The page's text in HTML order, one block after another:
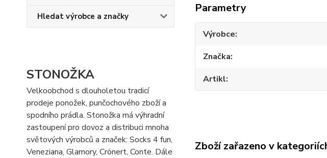
Hledat výrobce a značky
STONOŽKA
Velkoobchod s dlouholetou tradicí
prodeje ponožek, punčochového zboží a
spodního prádla. Stonožka má výhradní
zastoupení pro dovoz a distribuci mnoha
světových výrobců a značek: Socks 4 fun,
Veneziana, Glamory, Crönert, Conte. Dále
Parametry
Výrobce
Značka
Artikl
Zboží zařazeno v